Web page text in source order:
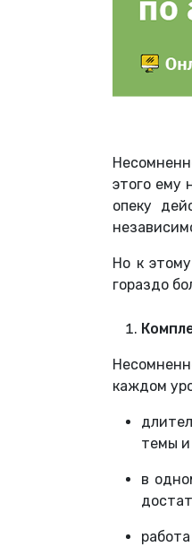
этого ему
опеку
Но к
гораздо
каждом
темы и
в